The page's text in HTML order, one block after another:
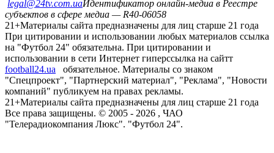
legal@24tv.com.uaИдентификатор онлайн-медиа в Реестре
субъектов в сфере медиа — R40-06058
21+Материалы сайта предназначены для лиц старше 21 года
При цитировании и использовании любых материалов ссылка
на "Футбол 24" обязательна. При цитировании и
использовании в сети Интернет гиперссылка на сайтт
football24.ua
обязательное. Материалы со знаком
"Спецпроект", "Партнерский материал", "Реклама", "Новости
компаний" публикуем на правах рекламы.
21+Материалы сайта предназначены для лиц старше 21 года
Все права защищены. © 2005 - 2026 , ЧАО
"Телерадиокомпания Люкс". "Футбол 24".